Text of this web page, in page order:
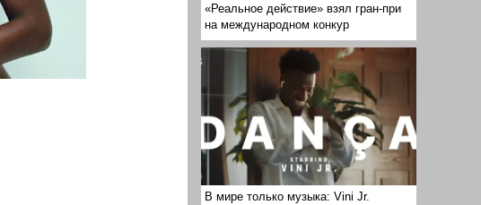
«Реальное действие» взял гран-при
на международном конкур
В мире только музыка: Vini Jr.